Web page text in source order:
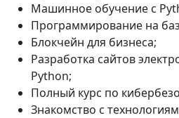
Машинное обучение с
Программирование на
Блокчейн для бизнеса;
Разработка сайтов
Python;
Полный курс по
Знакомство с